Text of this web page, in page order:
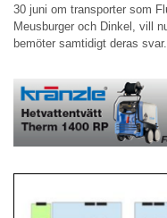
30 juni om transporter som
Meusburger och Dinkel, vill
bemöter samtidigt deras svar.